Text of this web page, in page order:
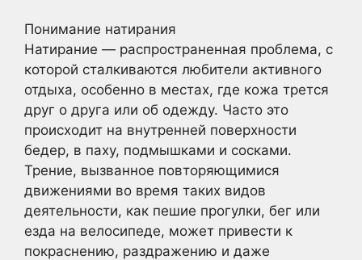
Понимание натирания
Натирание — распространенная проблема, с
которой сталкиваются любители активного
отдыха, особенно в местах, где кожа трется
друг о друга или об одежду. Часто это
происходит на внутренней поверхности
бедер, в паху, подмышками и сосками.
Трение, вызванное повторяющимися
движениями во время таких видов
деятельности, как пешие прогулки, бег или
езда на велосипеде, может привести к
покраснению, раздражению и даже